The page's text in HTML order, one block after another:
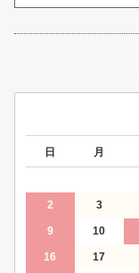
日 月
2
3
9
10
16
17